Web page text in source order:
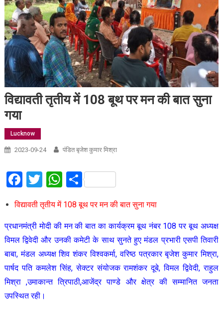
विद्यावती तृतीय में 108 बूथ पर मन की बात सुना
गया
Lucknow
2023-09-24 पंडित बृजेश कुमार मिश्रा
Facebook
Twitter
WhatsApp
Share
विद्यावती तृतीय में 108 बूथ पर मन की बात सुना गया
प्रधानमंत्री मोदी की मन की बात का कार्यक्रम बूथ नंबर 108 पर बूथ अध्यक्ष
विमल द्विवेदी और उनकी कमेटी के साथ सुनते हुए मंडल प्रभारी एसपी तिवारी
बाबा, मंडल अध्यक्ष शिव शंकर विश्वकर्मा, वरिष्ठ पत्रकार बृजेश कुमार मिश्रा,
पार्षद पति कमलेश सिंह, सेक्टर संयोजक रामशंकर दूबे, विमल द्विवेदी, राहुल
मिश्रा ,उमाकान्त त्रिपाठी,आजेंद्र पाण्डे और क्षेत्र की सम्मानित जनता
उपस्थित रही।